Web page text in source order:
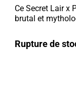
Ce Secret Lair x
brutal et
Rupture de